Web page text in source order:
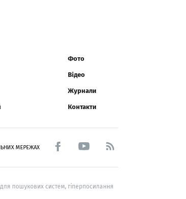
Фото
Відео
Журнали
Контакти
МЕРЕЖАХ
пошукових систем, гіперпосилання